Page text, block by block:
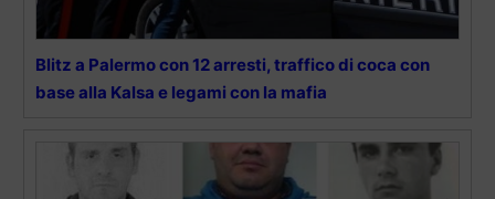
Blitz a Palermo con 12 arresti, traffico di coca con
base alla Kalsa e legami con la mafia